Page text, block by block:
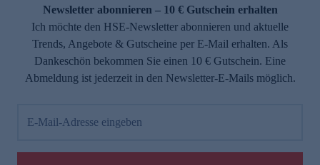
Newsletter abonnieren – 10 € Gutschein erhalten
Ich möchte den HSE-Newsletter abonnieren und aktuelle
Trends, Angebote & Gutscheine per E-Mail erhalten. Als
Dankeschön bekommen Sie einen 10 € Gutschein. Eine
Abmeldung ist jederzeit in den Newsletter-E-Mails möglich.
E-Mail-Adresse eingeben